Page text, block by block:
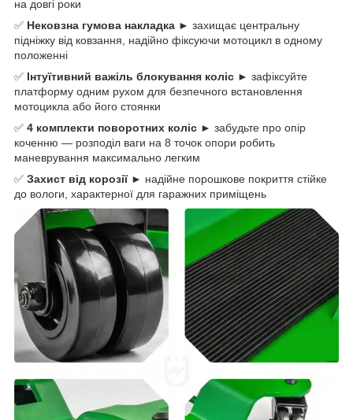
на довгі роки
✅ Нековзна гумова накладка ► захищає центральну
підніжку від ковзання, надійно фіксуючи мотоцикл в одному
положенні
✅ Інтуїтивний важіль блокування коліс ► зафіксуйте
платформу одним рухом для безпечного встановлення
мотоцикла або його стоянки
✅ 4 комплекти поворотних коліс ► забудьте про опір
коченню — розподіл ваги на 8 точок опори робить
маневрування максимально легким
✅ Захист від корозії► надійне порошкове покриття стійке
до вологи, характерної для гаражних приміщень